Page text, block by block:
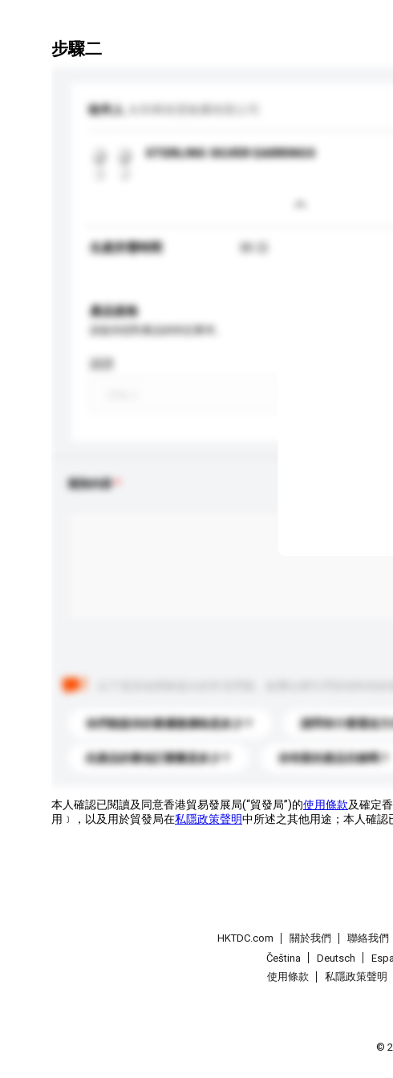
步驟二
收件人
STERLING SILVER EARRINGS
生產所需時間 30 日
產品規格
認證
查詢內容
你們能提供的最優惠價格是多少？ 請問有什麼運送方
此產品的最低訂購量是多少？ 你有新的產品目錄嗎？
本人確認已閱讀及同意香港貿易發展局(“貿發局”)的使用條款及確定
用﹞，以及用於貿發局在私隱政策聲明中所述之其他用途；本人確認
HKTDC.com 關於我們 聯絡我們
Čeština
Deutsch
使用條款
私隱政策聲明
©